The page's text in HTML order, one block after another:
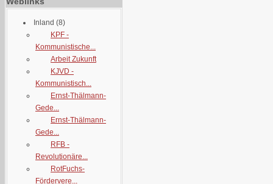
Inland (8)
KPF -
Kommunistische...
Arbeit Zukunft
KJVD -
Kommunistisch...
Ernst-Thälmann-
Gede...
Ernst-Thälmann-
Gede...
RFB -
Revolutionäre...
RotFuchs-
Fördervere...